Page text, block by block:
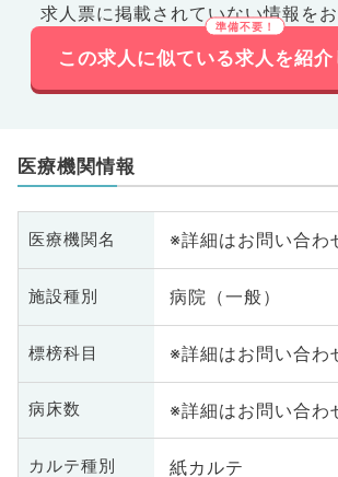
求人票に掲載されていない情報をお
この求人に似ている求人を紹介
医療機関情報
医療機関名 ※詳細はお問い合わ
施設種別 病院（一般）
標榜科目 ※詳細はお問い合わ
病床数 ※詳細はお問い合わ
カルテ種別 紙カルテ